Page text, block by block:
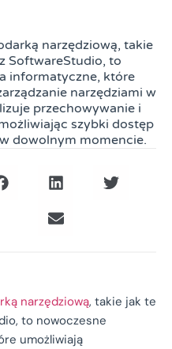
narzędziową, takie
SoftwareStudio, to
informatyczne, które
narzędziami w
przechowywanie i
szybki dostęp
dowolnym momencie.
narzędziową, takie jak te
to nowoczesne
umożliwiają